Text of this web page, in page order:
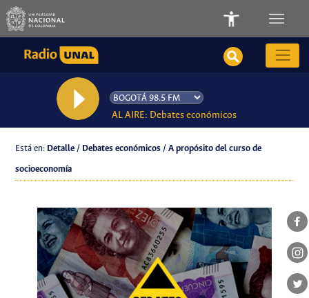
AL AIRE: Debates económicos
Está en: Detalle / Debates económicos / A propósito del curso de
socioeconomía